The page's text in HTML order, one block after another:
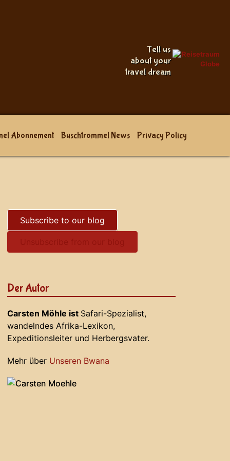
Tell us
about your
travel dream
Abonnement Buschtrommel News Privacy Policy
Subscribe to our blog
Der Autor
Carsten Möhle ist Safari-Spezialist,
wandelndes Afrika-Lexikon,
Expeditionsleiter und Herbergsvater.
Mehr über Unseren Bwana